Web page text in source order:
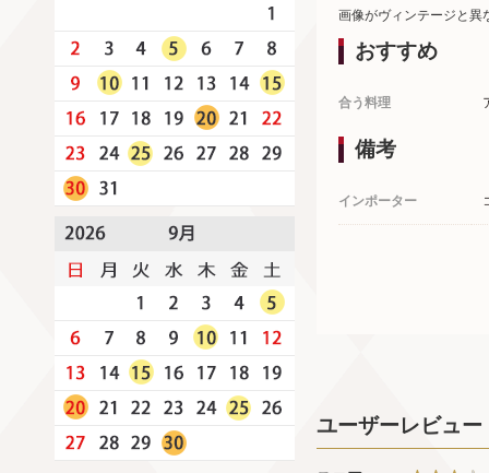
画像がヴィンテージと異
おすすめ
合う料理
備考
インポーター
ユーザーレビュー